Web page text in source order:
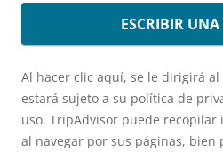
ESCRIBIR UNA
Al hacer clic aquí, se le dirigirá
estará sujeto a su política de
uso. TripAdvisor puede
al navegar por sus páginas,